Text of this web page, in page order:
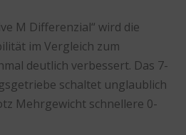
M Differenzial“ wird die
im Vergleich zum
deutlich verbessert. Das 7-
schaltet unglaublich
Mehrgewicht schnellere 0-